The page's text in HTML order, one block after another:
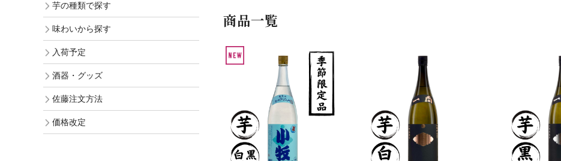
酒器・グッズ
佐藤注文方法
商品一覧
芋の種類で探す
味わいから探す
入荷予定
酒器・グッズ
佐藤注文方法
価格改定